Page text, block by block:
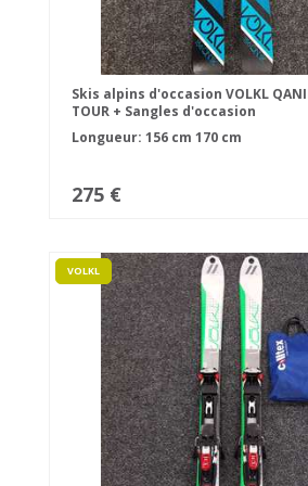
Skis alpins d'occasion VOLKL
TOUR + Sangles d'occasion
Longueur: 156 cm 170 cm
275 €
VOLKL